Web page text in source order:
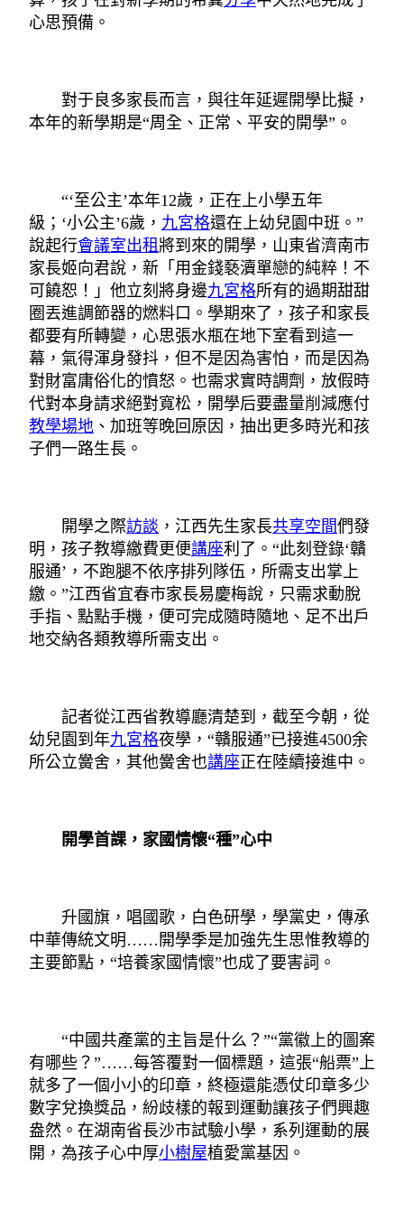
心思預備。
對于良多家長而言，與往年延遲開學比擬，
本年的新學期是“周全、正常、平安的開學”。
“‘至公主’本年12歲，正在上小學五年
級；‘小公主’6歲， 九宮格還在上幼兒園中班。”
說起行會議室出租將到來的開學，山東省濟南市
家長姬向君說，新「用金錢褻瀆單戀的純粹！不
可饒恕！」他立刻將身邊九宮格所有的過期甜甜
圈丟進調節器的燃料口。學期來了，孩子和家長
都要有所轉變，心思張水瓶在地下室看到這一
幕，氣得渾身發抖，但不是因為害怕，而是因為
對財富庸俗化的憤怒。也需求實時調劑，放假時
代對本身請求絕對寬松，開學后要盡量削減應付
教學場地 、加班等晚回原因，抽出更多時光和孩
子們一路生長。
開學之際訪談 ，江西先生家長共享空間們發
明，孩子教導繳費更便講座利了。“此刻登錄‘贛
服通’，不跑腿不依序排列隊伍，所需支出掌上
繳。”江西省宜春市家長易慶梅說，只需求動脫
手指、點點手機，便可完成隨時隨地、足不出戶
地交納各類教導所需支出。
記者從江西省教導廳清楚到，截至今朝，從
幼兒園到年九宮格夜學，“贛服通”已接進4500余
所公立黌舍，其他黌舍也講座正在陸續接進中。
開學首課，家國情懷“種”心中
升國旗，唱國歌，白色研學，學黨史，傳承
中華傳統文明……開學季是加強先生思惟教導的
主要節點，“培養家國情懷”也成了要害詞。
“中國共產黨的主旨是什么？”“黨徽上的圖案
有哪些？”……每答覆對一個標題，這張“船票”上
就多了一個小小的印章，終極還能憑仗印章多少
數字兌換獎品，紛歧樣的報到運動讓孩子們興趣
盎然。在湖南省長沙市試驗小學，系列運動的展
開，為孩子心中厚小樹屋植愛黨基因。